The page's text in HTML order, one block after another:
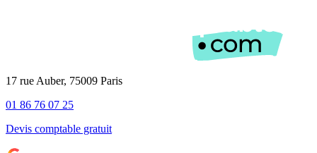
17 rue Auber, 75009 Paris
01 86 76 07 25
Devis comptable gratuit